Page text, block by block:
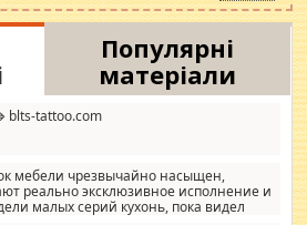
Популярні
матеріали
blts-tattoo.com
мебели чрезвычайно насыщен,
реально эксклюзивное исполнение и
малых серий кухонь, пока видел